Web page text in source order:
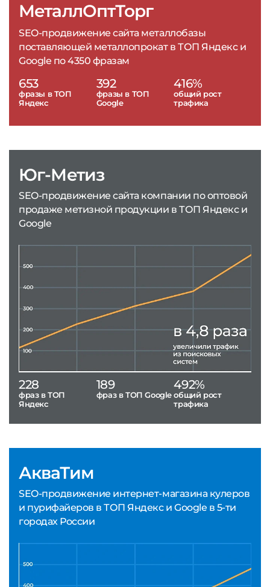
МеталлОптТорг
SEO-продвижение сайта металлобазы
поставляющей металлопрокат в ТОП Яндекс и
Google по 4350 фразам
653
фразы в ТОП
Яндекс
392
фразы в ТОП
Google
416%
общий рост
трафика
АкваТим
SEO-продвижение интернет-магазина кулеров
и пурифайеров в ТОП Яндекс и Google в 5-ти
городах России
Юг-Метиз
SEO-продвижение сайта компании по оптовой
продаже метизной продукции в ТОП Яндекс и
Google
228
фраз в ТОП
Яндекс
189
фраз в ТОП Google
492%
общий рост
трафика